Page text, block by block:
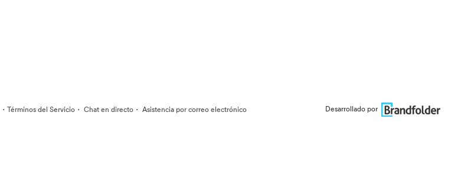
· Términos del Servicio · Chat en directo · Asistencia por correo electrónico Desarrollado por